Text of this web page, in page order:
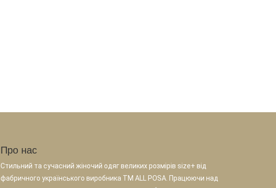
Про нас
Стильний та сучасний жіночий одяг великих розмірів size+ від
фабричного українського виробника TM ALL POSA. Працюючи над